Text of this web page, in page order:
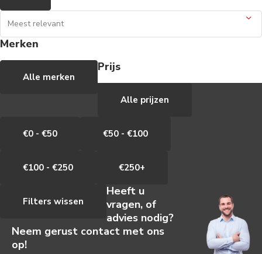
Merken
Alle merken
Prijs
Alle prijzen
€0 - €50 €50 - €100
€100 - €250 €250+
Filters wissen
Heeft u
vragen, of
advies nodig?
Neem gerust contact met ons
op!